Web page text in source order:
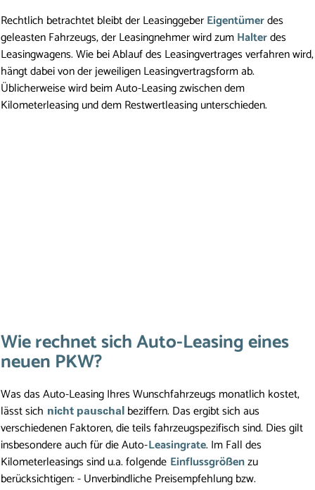
Rechtlich betrachtet bleibt der Leasinggeber Eigentümer des
geleasten Fahrzeugs, der Leasingnehmer wird zum Halter des
Leasingwagens. Wie bei Ablauf des Leasingvertrages verfahren wird,
hängt dabei von der jeweiligen Leasingvertragsform ab.
Üblicherweise wird beim Auto-Leasing zwischen dem
Kilometerleasing und dem Restwertleasing unterschieden.
Wie rechnet sich Auto-Leasing eines
neuen PKW?
Was das Auto-Leasing Ihres Wunschfahrzeugs monatlich kostet,
lässt sich nicht pauschal
beziffern. Das ergibt sich aus
verschiedenen Faktoren, die teils fahrzeugspezifisch sind. Dies gilt
insbesondere auch für die Auto-Leasingrate. Im Fall des
Kilometerleasings sind u.a. folgende Einflussgrößenzu
berücksichtigen: - Unverbindliche Preisempfehlung bzw.